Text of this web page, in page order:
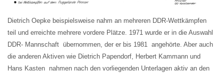
Dietrich Oepke beispielsweise nahm an mehreren DDR-Wettkämpfen
teil und erreichte mehrere vordere Plätze. 1971 wurde er in die Auswahl
DDR- Mannschaft übernommen, der er bis 1981 angehörte. Aber auch
die anderen Aktiven wie Dietrich Papendorf, Herbert Kammann und
Hans Kasten nahmen nach den vorliegenden Unterlagen aktiv an den